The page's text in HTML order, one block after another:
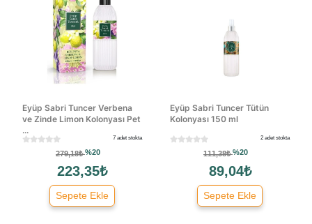
Eyüp Sabri Tuncer Verbena
ve Zinde Limon Kolonyası Pet
...
7 adet stokta
279,18₺%20
223,35₺
Sepete Ekle
Eyüp Sabri Tuncer Tütün
Kolonyası 150 ml
2 adet stokta
111,38₺%20
89,04₺
Sepete Ekle